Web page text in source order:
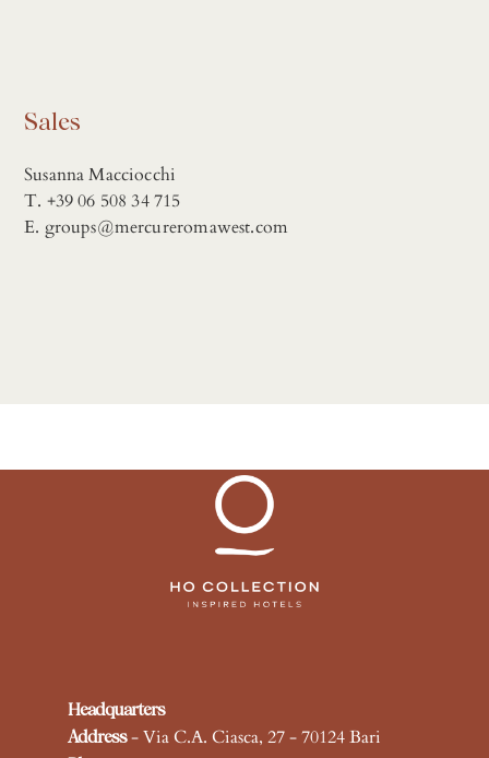
Sales
Susanna Macciocchi
T. +39 06 508 34 715
E. groups@mercureromawest.com
Headquarters
Address- Via C.A. Ciasca, 27 - 70124 Bari